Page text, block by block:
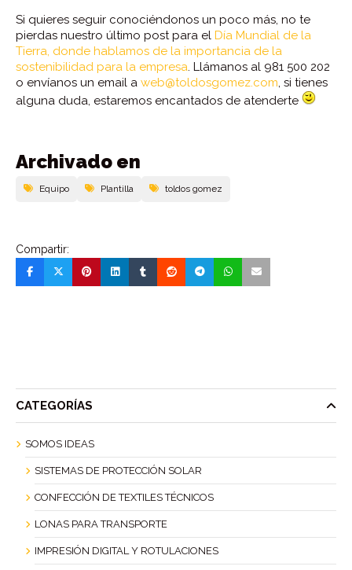
Si quieres seguir conociéndonos un poco más, no te
pierdas nuestro último post para el Día Mundial de la
Tierra, donde hablamos de la importancia de la
sostenibilidad para la empresa . Llámanos al 981 500 202
o envíanos un email a web@toldosgomez.com , si tienes
alguna duda, estaremos encantados de atenderte
Archivado en
Equipo Plantilla toldos gomez
Compartir:
CATEGORÍAS
SOMOS IDEAS
SISTEMAS DE PROTECCIÓN SOLAR
CONFECCIÓN DE TEXTILES TÉCNICOS
LONAS PARA TRANSPORTE
IMPRESIÓN DIGITAL Y ROTULACIONES